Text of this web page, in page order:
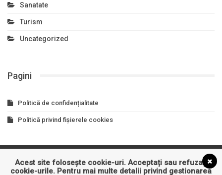
Sanatate
Turism
Uncategorized
Pagini
Politică de confidențialitate
Politică privind fișierele cookies
Asigurari Auto Business Constructii Cultura
Acest site folosește cookie-uri. Acceptați sau refuzați
cookie-urile. Pentru mai multe detalii privind gestionarea